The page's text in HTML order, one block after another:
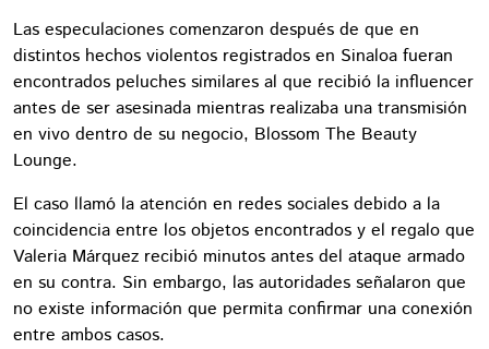
Las especulaciones comenzaron después de que en
distintos hechos violentos registrados en Sinaloa fueran
encontrados peluches similares al que recibió la influencer
antes de ser asesinada mientras realizaba una transmisión
en vivo dentro de su negocio, Blossom The Beauty
Lounge.
El caso llamó la atención en redes sociales debido a la
coincidencia entre los objetos encontrados y el regalo que
Valeria Márquez recibió minutos antes del ataque armado
en su contra. Sin embargo, las autoridades señalaron que
no existe información que permita confirmar una conexión
entre ambos casos.